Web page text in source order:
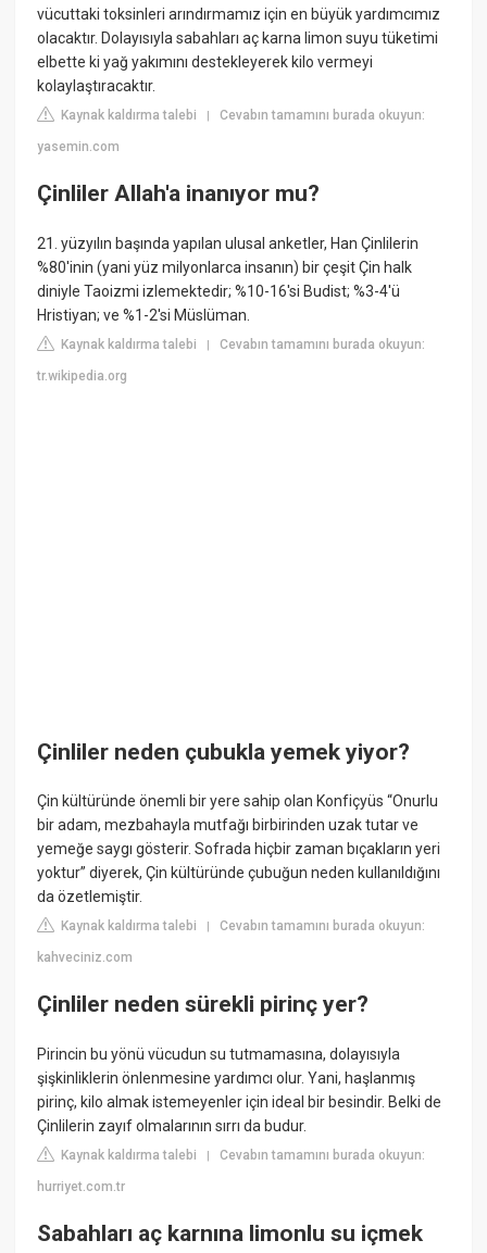
vücuttaki toksinleri arındırmamız için en büyük yardımcımız
olacaktır. Dolayısıyla sabahları aç karna limon suyu tüketimi
elbette ki yağ yakımını destekleyerek kilo vermeyi
kolaylaştıracaktır.
Kaynak kaldırma talebi |Cevabın tamamını burada okuyun:
yasemin.com
Çinliler Allah'a inanıyor mu?
21. yüzyılın başında yapılan ulusal anketler, Han Çinlilerin
%80'inin (yani yüz milyonlarca insanın) bir çeşit Çin halk
diniyle Taoizmi izlemektedir; %10-16'si Budist; %3-4'ü
Hristiyan; ve %1-2'si Müslüman.
Kaynak kaldırma talebi |Cevabın tamamını burada okuyun:
tr.wikipedia.org
Çinliler neden çubukla yemek yiyor?
Çin kültüründe önemli bir yere sahip olan Konfiçyüs “Onurlu
bir adam, mezbahayla mutfağı birbirinden uzak tutar ve
yemeğe saygı gösterir. Sofrada hiçbir zaman bıçakların yeri
yoktur” diyerek, Çin kültüründe çubuğun neden kullanıldığını
da özetlemiştir.
Kaynak kaldırma talebi |Cevabın tamamını burada okuyun:
kahveciniz.com
Çinliler neden sürekli pirinç yer?
Pirincin bu yönü vücudun su tutmamasına, dolayısıyla
şişkinliklerin önlenmesine yardımcı olur. Yani, haşlanmış
pirinç, kilo almak istemeyenler için ideal bir besindir. Belki de
Çinlilerin zayıf olmalarının sırrı da budur.
Kaynak kaldırma talebi |Cevabın tamamını burada okuyun:
hurriyet.com.tr
Sabahları aç karnına limonlu su içmek